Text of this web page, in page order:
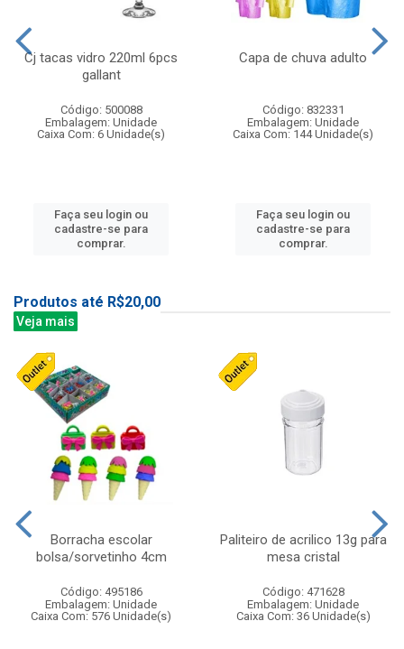
Cj tacas vidro 220ml 6pcs
gallant
Código: 500088
Embalagem: Unidade
Caixa Com: 6 Unidade(s)
Faça seu login ou
cadastre-se para
comprar.
Capa de chuva adulto
Código: 832331
Embalagem: Unidade
Caixa Com: 144 Unidade(s)
Faça seu login ou
cadastre-se para
comprar.
Produtos até R$20,00
Veja mais
Borracha escolar
bolsa/sorvetinho 4cm
Código: 495186
Embalagem: Unidade
Caixa Com: 576 Unidade(s)
Paliteiro de acrilico 13g para
mesa cristal
Código: 471628
Embalagem: Unidade
Caixa Com: 36 Unidade(s)